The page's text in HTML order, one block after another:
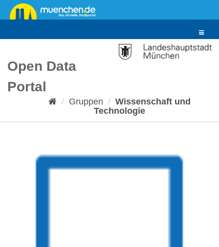
Überspringen
zum
Toggle
Open Data
Portal
Gruppen
Wissenschaft und
Technologie